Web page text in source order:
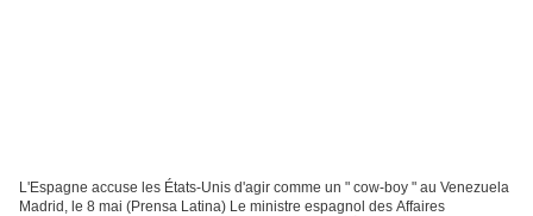
L'Espagne accuse les États-Unis d'agir comme un " cow-boy " au Venezuela
Madrid, le 8 mai (Prensa Latina) Le ministre espagnol des Affaires